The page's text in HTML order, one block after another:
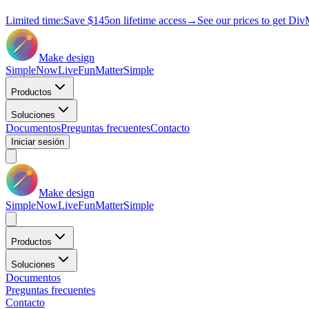
Limited time:Save $145on lifetime access→ See our prices to get
Make design
SimpleNowLiveFunMatterSimple
Productos
Soluciones
DocumentosPreguntas frecuentesContacto
Iniciar sesión
Make design
SimpleNowLiveFunMatterSimple
Productos
Soluciones
Documentos
Preguntas frecuentes
Contacto